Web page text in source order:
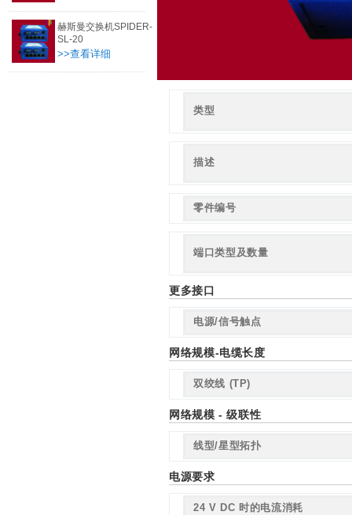
赫斯曼交换机SPIDER-
SL-20
>>查看详细
类型
描述
零件编号
端口类型及数量
更多接口
电源/信号触点
网络规模-电缆长度
双绞线 (TP)
网络规模 - 级联性
线型/星型拓扑
电源要求
24 V DC 时的电流消耗